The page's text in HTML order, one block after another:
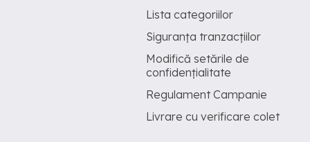
Lista categoriilor
Siguranța tranzacțiilor
Modifică setările de
confidențialitate
Regulament Campanie
Livrare cu verificare colet